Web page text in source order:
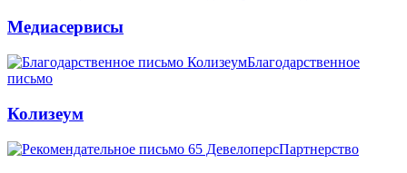
Медиасервисы
Благодарственное
письмо
Колизеум
Партнерство